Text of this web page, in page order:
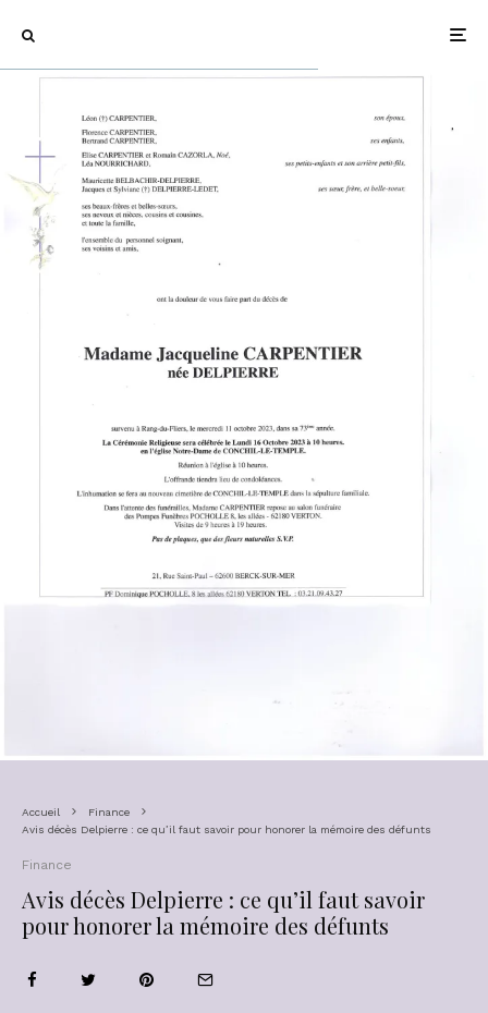
Accueil
Finance
Avis décès Delpierre : ce qu’il faut savoir pour honorer la mémoire des défunts
Finance
Avis décès Delpierre : ce qu’il faut savoir
pour honorer la mémoire des défunts